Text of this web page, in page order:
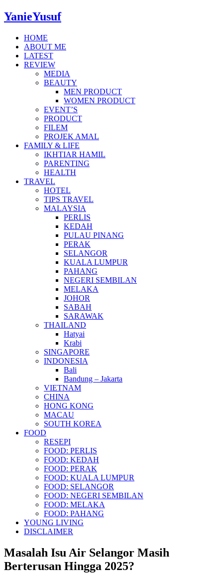
YanieYusuf
HOME
ABOUT ME
LATEST
REVIEW
MEDIA
BEAUTY
MEN PRODUCT
WOMEN PRODUCT
EVENT’S
PRODUCT
FILEM
PROJEK AMAL
FAMILY & LIFE
IKHTIAR HAMIL
PARENTING
HEALTH
TRAVEL
HOTEL
TIPS TRAVEL
MALAYSIA
PERLIS
KEDAH
PULAU PINANG
PERAK
SELANGOR
KUALA LUMPUR
PAHANG
NEGERI SEMBILAN
MELAKA
JOHOR
SABAH
SARAWAK
THAILAND
Hatyai
Krabi
SINGAPORE
INDONESIA
Bali
Bandung – Jakarta
VIETNAM
CHINA
HONG KONG
MACAU
SOUTH KOREA
FOOD
RESEPI
FOOD: PERLIS
FOOD: KEDAH
FOOD: PERAK
FOOD: KUALA LUMPUR
FOOD: SELANGOR
FOOD: NEGERI SEMBILAN
FOOD: MELAKA
FOOD: PAHANG
YOUNG LIVING
DISCLAIMER
Masalah Isu Air Selangor Masih
Berterusan Hingga 2025?